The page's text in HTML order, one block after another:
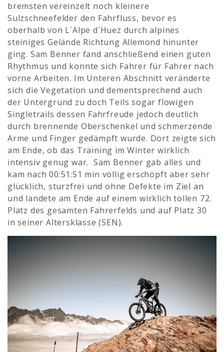
bremsten vereinzelt noch kleinere
Sulzschneefelder den Fahrfluss, bevor es
oberhalb von L´Alpe d`Huez durch alpines
steiniges Gelände Richtung Allemond hinunter
ging. Sam Benner fand anschließend einen guten
Rhythmus und konnte sich Fahrer für Fahrer nach
vorne Arbeiten. Im Unteren Abschnitt veränderte
sich die Vegetation und dementsprechend auch
der Untergrund zu doch Teils sogar flowigen
Singletrails dessen Fahrfreude jedoch deutlich
durch brennende Oberschenkel und schmerzende
Arme und Finger gedämpft wurde. Dort zeigte sich
am Ende, ob das Training im Winter wirklich
intensiv genug war. Sam Benner gab alles und
kam nach 00:51:51 min völlig erschöpft aber sehr
glücklich, sturzfrei und ohne Defekte im Ziel an
und landete am Ende auf einem wirklich tollen 72.
Platz des gesamten Fahrerfelds und auf Platz 30
in seiner Altersklasse (SEN).